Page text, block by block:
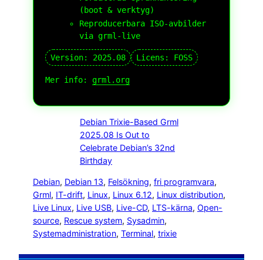
(boot & verktyg)
Reproducerbara ISO-avbilder
via grml-live
Version: 2025.08 Licens: FOSS
Mer info: grml.org
Debian Trixie-Based Grml
2025.08 Is Out to
Celebrate Debian’s 32nd
Birthday
Debian, Debian 13, Felsökning, fri programvara
Grml, IT-drift, Linux, Linux 6.12, Linux distribution
Live Linux, Live USB, Live-CD, LTS-kärna, Open-
source, Rescue system, Sysadmin
Systemadministration, Terminal, trixie